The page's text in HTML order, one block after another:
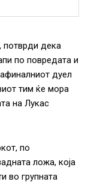
потврди дека
по повредата и
дуел
тим ќе мора
на Лукас
по
ложа, која
во групната